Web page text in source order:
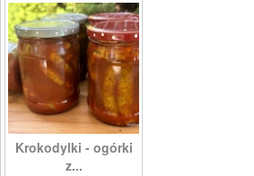
Krokodylki - ogórki
z...